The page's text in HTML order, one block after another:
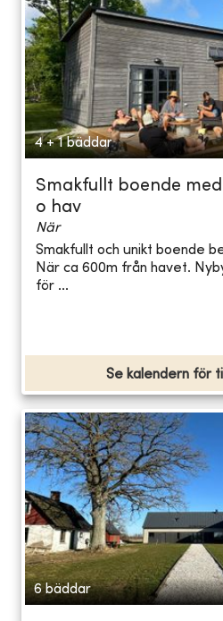
4 + 1 bäddar
Smakfullt boende
o hav
När
Smakfullt och unikt boende
När ca 600m från havet.
för ...
Se kalendern för
6 bäddar